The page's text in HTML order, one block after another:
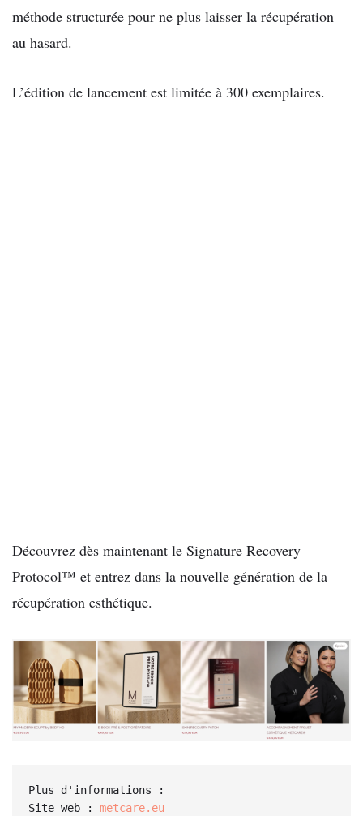
méthode structurée pour ne plus laisser la récupération
au hasard.
L’édition de lancement est limitée à 300 exemplaires.
Découvrez dès maintenant le Signature Recovery
Protocol™ et entrez dans la nouvelle génération de la
récupération esthétique.
Plus d'informations :
Site web : metcare.eu